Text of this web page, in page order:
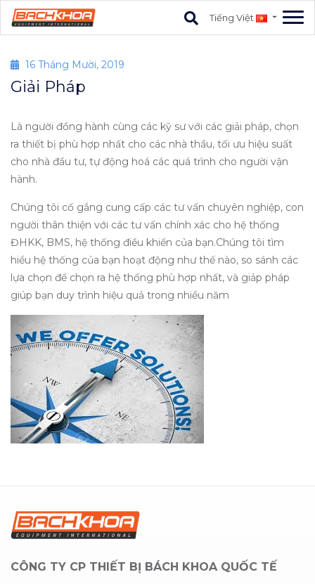
Tiếng Việt
16 Tháng Mười, 2019
Giải Pháp
Là người đồng hành cùng các kỹ sư với các giải pháp, chọn
ra thiết bị phù hợp nhất cho các nhà thầu, tối ưu hiệu suất
cho nhà đầu tư, tự động hoá các quá trình cho người vận
hành.
Chúng tôi cố gắng cung cấp các tư vấn chuyên nghiệp, con
người thân thiện với các tư vấn chính xác cho hệ thống
ĐHKK, BMS, hệ thống điều khiển của bạn.Chúng tôi tìm
hiểu hệ thống của bạn hoạt động như thế nào, so sánh các
lựa chọn để chọn ra hệ thống phù hợp nhất, và giảp pháp
giúp bạn duy trình hiệu quả trong nhiều năm
CÔNG TY CP THIẾT BỊ BÁCH KHOA QUỐC TẾ